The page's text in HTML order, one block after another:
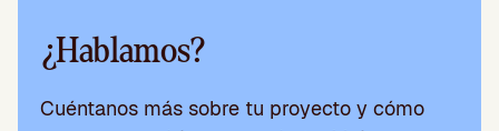
¿Hablamos?
Cuéntanos más sobre tu proyecto y cómo